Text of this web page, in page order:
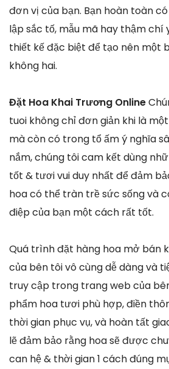
đơn vị của bạn. Bạn hoàn toàn
lập sắc tố, mẫu mã hay thậm chí
thiết kế đặc biệt để tạo nên một
không hai.
Đặt Hoa Khai Trương Online
tuoi không chỉ đơn giản khi là
mà còn có trong tổ ấm ý nghĩa
nắm, chúng tôi cam kết dùng
tốt & tươi vui duy nhất để đảm
hoa có thể tràn trề sức sống và
điệp của bạn một cách rất tốt.
Quá trình đặt hàng hoa mở bán
của bên tôi vô cùng dễ dàng và
truy cập trong trang web của
phẩm hoa tươi phù hợp, điền
thời gian phục vụ, và hoàn tất
lẽ đảm bảo rằng hoa sẽ được
can hệ & thời gian 1 cách đúng